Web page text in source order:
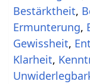
Bestärktheit,
Ermunterung,
Gewissheit,
Klarheit,